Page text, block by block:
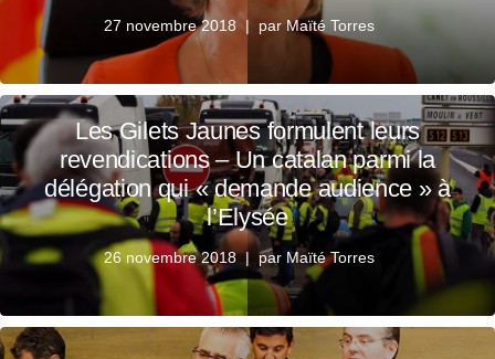
27 novembre 2018 par Maïté Torres
Les Gilets Jaunes formulent leurs
revendications – Un catalan parmi la
délégation qui « demande audience » à
l’Elysée
26 novembre 2018 par Maïté Torres